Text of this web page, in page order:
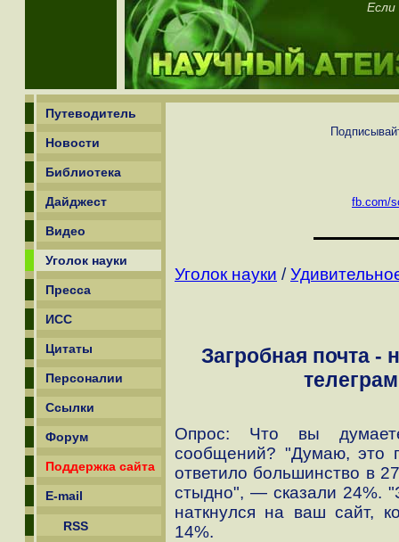
Путеводитель
Новости
Библиотека
Дайджест
Видео
Уголок науки
Пресса
ИСС
Цитаты
Персоналии
Ссылки
Форум
Поддержка сайта
E-mail
RSS
fb.com/
Уголок науки /
Загробная почта -
Опрос: Что вы
сообщений? "Думаю, это
ответило большинство в
стыдно", — сказали 24%.
наткнулся на ваш сайт,
14%.